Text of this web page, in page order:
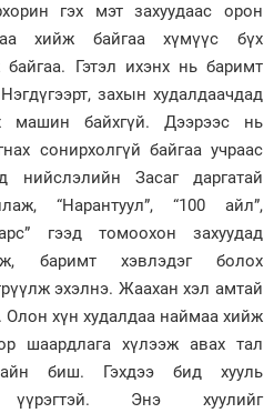
гэх мэт захуудаас орон
хийж байгаа хүмүүс бүх
байгаа. Гэтэл ихэнх нь баримт
захын худалдаачдад
машин байхгүй. Дээрээс нь
сонирхолгүй байгаа учраас
нийслэлийн Засаг даргатай
“Нарантуул”, “100 айл”,
гээд томоохон захуудад
баримт хэвлэдэг болох
эхэлнэ. Жаахан хэл амтай
Олон хүн худалдаа наймаа хийж
шаардлага хүлээж авах тал
биш. Гэхдээ бид хууль
үүрэгтэй. Энэ хуулийг